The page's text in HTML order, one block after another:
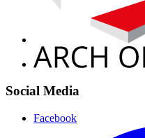
Social Media
Facebook